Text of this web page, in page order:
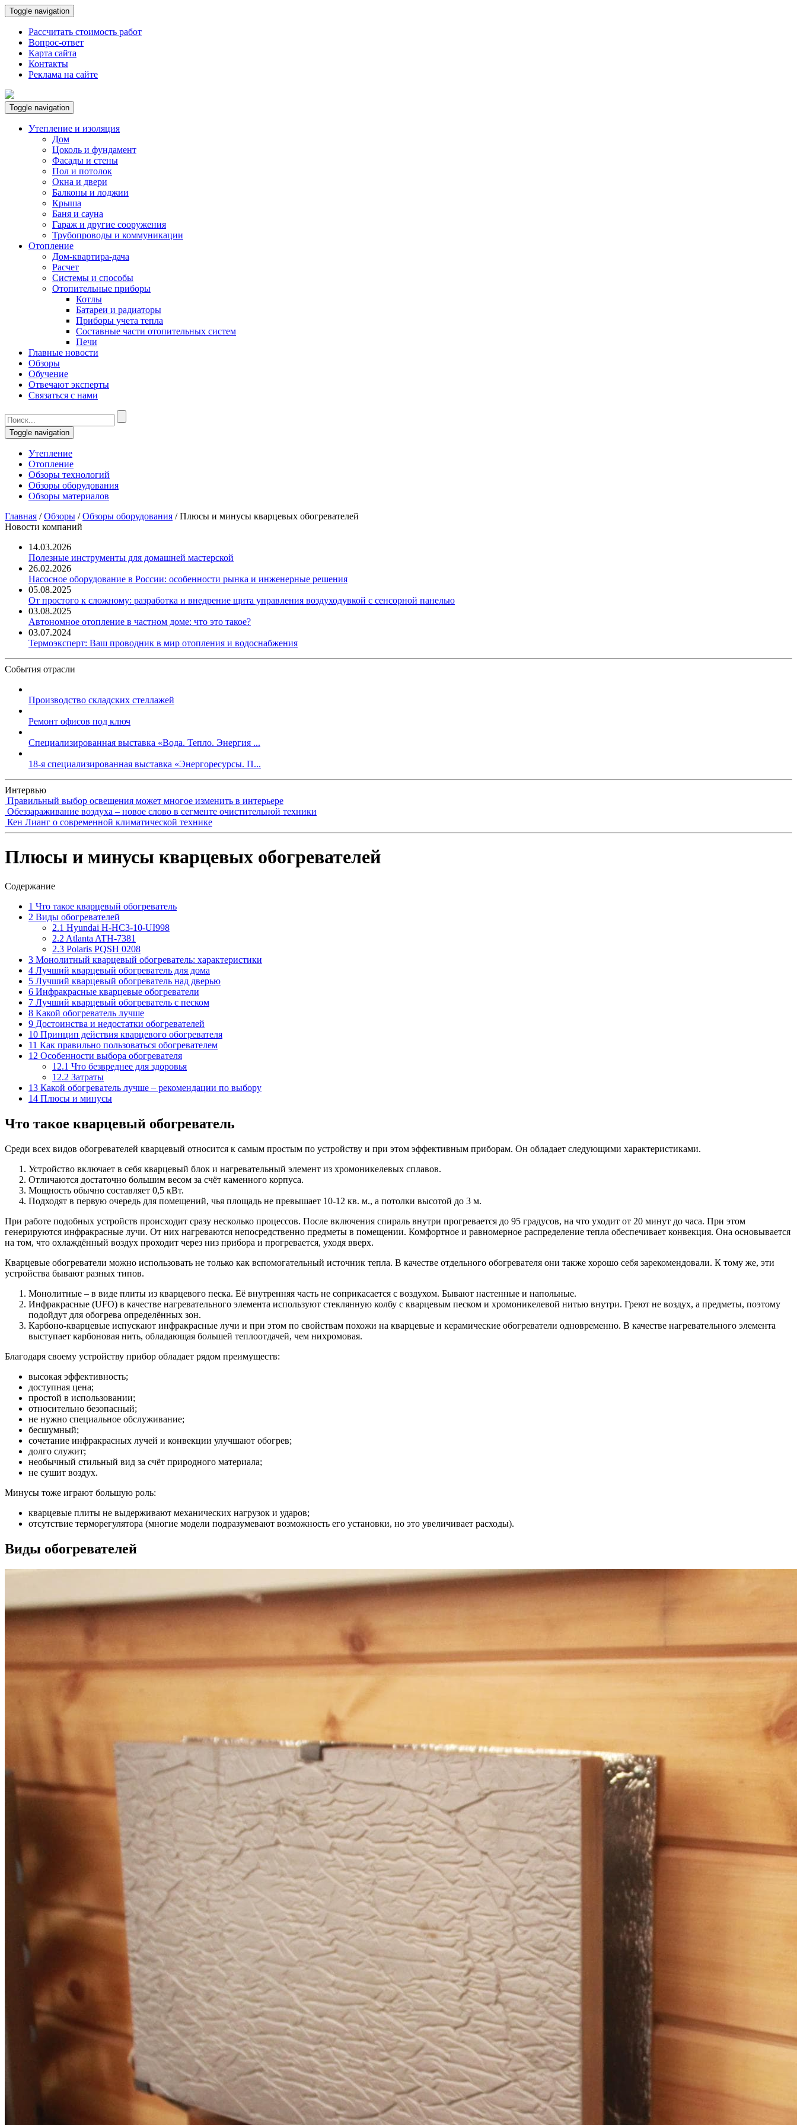
Toggle navigation
Рассчитать стоимость работ
Вопрос-ответ
Карта сайта
Контакты
Реклама на сайте
Toggle navigation
Утепление и изоляция
Дом
Цоколь и фундамент
Фасады и стены
Пол и потолок
Окна и двери
Балконы и лоджии
Крыша
Баня и сауна
Гараж и другие сооружения
Трубопроводы и коммуникации
Отопление
Дом-квартира-дача
Расчет
Системы и способы
Отопительные приборы
Котлы
Батареи и радиаторы
Приборы учета тепла
Составные части отопительных систем
Печи
Главные новости
Обзоры
Обучение
Отвечают эксперты
Связаться с нами
Toggle navigation
Утепление
Отопление
Обзоры технологий
Обзоры оборудования
Обзоры материалов
Главная /Обзоры /Обзоры оборудования /Плюсы и минусы кварцевых обогревателей
Новости компаний
14.03.2026
Полезные инструменты для домашней мастерской
26.02.2026
Насосное оборудование в России: особенности рынка и инженерные решения
05.08.2025
От простого к сложному: разработка и внедрение щита управления воздуходувкой с сенсорной панелью
03.08.2025
Автономное отопление в частном доме: что это такое?
03.07.2024
Термоэксперт: Ваш проводник в мир отопления и водоснабжения
События отрасли
Производство складских стеллажей
Ремонт офисов под ключ
Специализированная выставка «Вода. Тепло. Энергия ...
18-я специализированная выставка «Энергоресурсы. П...
Интервью
Правильный выбор освещения может многое изменить в интерьере
Обеззараживание воздуха – новое слово в сегменте очистительной техники
Кен Лианг о современной климатической технике
Плюсы и минусы кварцевых обогревателей
Содержание
1 Что такое кварцевый обогреватель
2 Виды обогревателей
2.1 Hyundai H-HC3-10-UI998
2.2 Atlanta ATH-7381
2.3 Polaris PQSH 0208
3 Монолитный кварцевый обогреватель: характеристики
4 Лучший кварцевый обогреватель для дома
5 Лучший кварцевый обогреватель над дверью
6 Инфракрасные кварцевые обогреватели
7 Лучший кварцевый обогреватель с песком
8 Какой обогреватель лучше
9 Достоинства и недостатки обогревателей
10 Принцип действия кварцевого обогревателя
11 Как правильно пользоваться обогревателем
12 Особенности выбора обогревателя
12.1 Что безвреднее для здоровья
12.2 Затраты
13 Какой обогреватель лучше – рекомендации по выбору
14 Плюсы и минусы
Что такое кварцевый обогреватель
Среди всех видов обогревателей кварцевый относится к самым простым по устройству и при этом эффективным приборам. Он обладает следующими характеристиками.
Устройство включает в себя кварцевый блок и нагревательный элемент из хромоникелевых сплавов.
Отличаются достаточно большим весом за счёт каменного корпуса.
Мощность обычно составляет 0,5 кВт.
Подходят в первую очередь для помещений, чья площадь не превышает 10-12 кв. м., а потолки высотой до 3 м.
При работе подобных устройств происходит сразу несколько процессов. После включения спираль внутри прогревается до 95 градусов, на что уходит от 20 минут до часа. При этом
генерируются инфракрасные лучи. От них нагреваются непосредственно предметы в помещении. Комфортное и равномерное распределение тепла обеспечивает конвекция. Она основывается
на том, что охлаждённый воздух проходит через низ прибора и прогревается, уходя вверх.
Кварцевые обогреватели можно использовать не только как вспомогательный источник тепла. В качестве отдельного обогревателя они также хорошо себя зарекомендовали. К тому же, эти
устройства бывают разных типов.
Монолитные – в виде плиты из кварцевого песка. Её внутренняя часть не соприкасается с воздухом. Бывают настенные и напольные.
Инфракрасные (UFO) в качестве нагревательного элемента используют стеклянную колбу с кварцевым песком и хромоникелевой нитью внутри. Греют не воздух, а предметы, поэтому
подойдут для обогрева определённых зон.
Карбоно-кварцевые испускают инфракрасные лучи и при этом по свойствам похожи на кварцевые и керамические обогреватели одновременно. В качестве нагревательного элемента
выступает карбоновая нить, обладающая большей теплоотдачей, чем нихромовая.
Благодаря своему устройству прибор обладает рядом преимуществ:
высокая эффективность;
доступная цена;
простой в использовании;
относительно безопасный;
не нужно специальное обслуживание;
бесшумный;
сочетание инфракрасных лучей и конвекции улучшают обогрев;
долго служит;
необычный стильный вид за счёт природного материала;
не сушит воздух.
Минусы тоже играют большую роль:
кварцевые плиты не выдерживают механических нагрузок и ударов;
отсутствие терморегулятора (многие модели подразумевают возможность его установки, но это увеличивает расходы).
Виды обогревателей